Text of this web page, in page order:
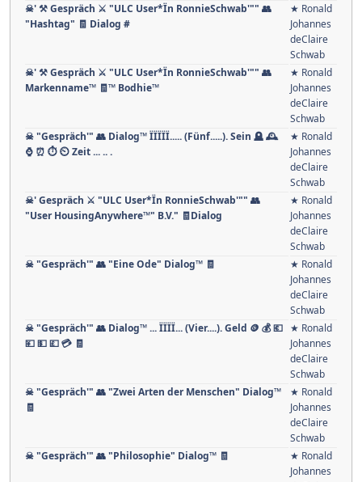
☠' ⚒ Gespräch ⚔ "ULC User*Ïn RonnieSchwab'"" 👥
"Hashtag" 🧾 Dialog #
★ Ronald
Johannes
deClaire
Schwab
☠' ⚒ Gespräch ⚔ "ULC User*Ïn RonnieSchwab'"" 👥
Markenname™ 🧾™ Bodhie™
★ Ronald
Johannes
deClaire
Schwab
☠ "Gespräch'" 👥 Dialog™ ÏÏÏÏÏ..... (Fünf.....). Sein 🪦 🕰
⌚ ⏰ ⏱ ⏲ Zeit ... .. .
★ Ronald
Johannes
deClaire
Schwab
☠' Gespräch ⚔ "ULC User*Ïn RonnieSchwab'"" 👥
"User HousingAnywhere™" B.V." 🧾Dialog
★ Ronald
Johannes
deClaire
Schwab
☠ "Gespräch'" 👥 "Eine Ode" Dialog™ 🧾
★ Ronald
Johannes
deClaire
Schwab
☠ "Gespräch'" 👥 Dialog™ ... ÏÏÏÏ... (Vier....). Geld 🪙 💰 💶
💴 💵 💷 💳 🧾
★ Ronald
Johannes
deClaire
Schwab
☠ "Gespräch'" 👥 "Zwei Arten der Menschen" Dialog™
🧾
★ Ronald
Johannes
deClaire
Schwab
☠ "Gespräch'" 👥 "Philosophie" Dialog™ 🧾
★ Ronald
Johannes